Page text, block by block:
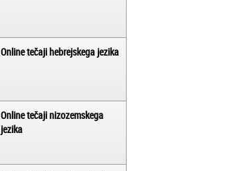
Online tečaji hebrejskega jezika
Online tečaji nizozemskega
jezika